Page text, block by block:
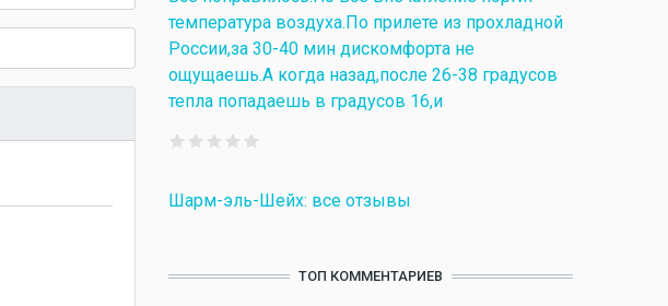
температура воздуха.По прилете из прохладной
России,за 30-40 мин дискомфорта не
ощущаешь.А когда назад,после 26-38 градусов
тепла попадаешь в градусов 16,и
Шарм-эль-Шейх: все отзывы
ТОП КОММЕНТАРИЕВ